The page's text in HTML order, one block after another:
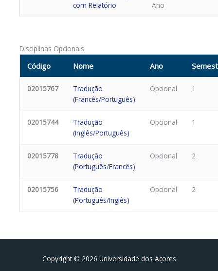
com Relatório
Ano
Disciplinas Opcionais
Código Nome Ano
02015767
Tradução
(Francês/Português)
Opcional 1
02015744
Tradução
(Inglês/Português)
Opcional 1
02015778
Tradução
(Português/Francês)
Opcional 2
02015756
Tradução
(Português/Inglês)
Opcional 2
Copyright © 2026 Universidade dos Açores
Facebook
Instagram da FCTPortal da UAc